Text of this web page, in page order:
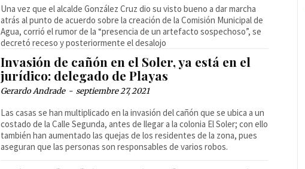
Una vez que el alcalde González Cruz dio su visto bueno a dar marcha
atrás al punto de acuerdo sobre la creación de la Comisión Municipal de
Agua, corrió el rumor de la “presencia de un artefacto sospechoso”, se
decretó receso y posteriormente el desalojo
Invasión de cañón en el Soler, ya está en el
jurídico: delegado de Playas
Gerardo Andrade - septiembre 27, 2021
Las casas se han multiplicado en la invasión del cañón que se ubica a un
costado de la Calle Segunda, antes de llegar a la colonia El Soler; con ello
también han aumentado las quejas de los residentes de la zona, pues
aseguran que las personas son responsables de varios robos.